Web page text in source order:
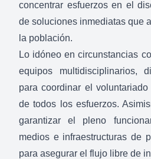
concentrar esfuerzos en el
de soluciones inmediatas que
la población.
Lo idóneo en circunstancias
equipos multidisciplinarios,
para coordinar el
de todos los esfuerzos.
garantizar el pleno
medios e infraestructuras de
para asegurar el flujo libre de